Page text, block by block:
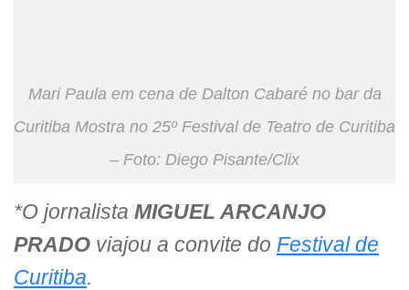
Mari Paula em cena de Dalton Cabaré no bar da
Curitiba Mostra no 25º Festival de Teatro de Curitiba
– Foto: Diego Pisante/Clix
*O jornalista MIGUEL ARCANJO
PRADO viajou a convite do Festival de
Curitiba.